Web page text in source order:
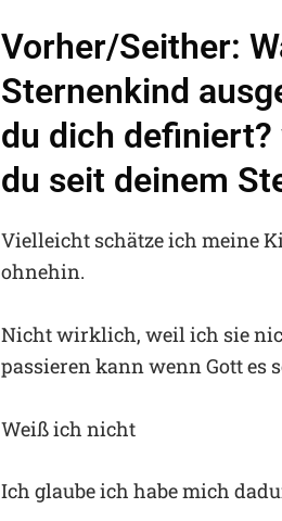
Vorher/Seither:
Sternenkind
du dich
du seit deinem
Vielleicht schätze ich meine
ohnehin.
Nicht wirklich, weil ich sie
passieren kann wenn Gott es
Weiß ich nicht
Ich glaube ich habe mich